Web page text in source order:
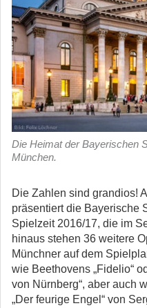
Die Heimat der Bayerischen
München.
Die Zahlen sind grandios!
präsentiert die Bayerische
Spielzeit 2016/17, die im
hinaus stehen 36 weitere
Münchner auf dem
wie Beethovens „Fidelio“
von Nürnberg“, aber auch
„Der feurige Engel“ von